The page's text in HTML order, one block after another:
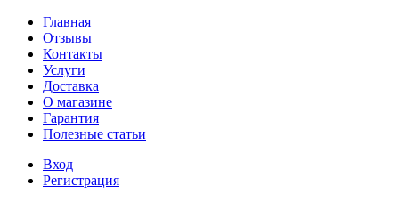
Главная
Отзывы
Контакты
Услуги
Доставка
О магазине
Гарантия
Полезные статьи
Вход
Регистрация